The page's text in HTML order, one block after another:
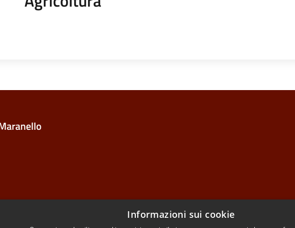
Informazioni sui cookie